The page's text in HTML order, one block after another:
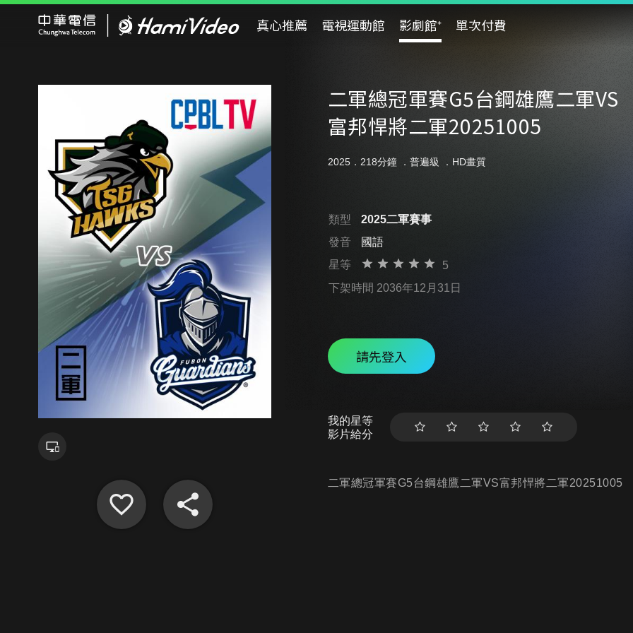
真心推薦 電視運動館 影劇館⁺ 單次付費
二軍總冠軍賽G5台鋼雄鷹二軍VS
富邦悍將二軍20251005
2025．218分鐘 ． 普遍級 ．HD畫質
類型
2025二軍賽事
發音
國語
星等
5
下架時間 2036年12月31日
請先登入
我的星等
影片給分
二軍總冠軍賽G5台鋼雄鷹二軍VS富邦悍將二軍20251005